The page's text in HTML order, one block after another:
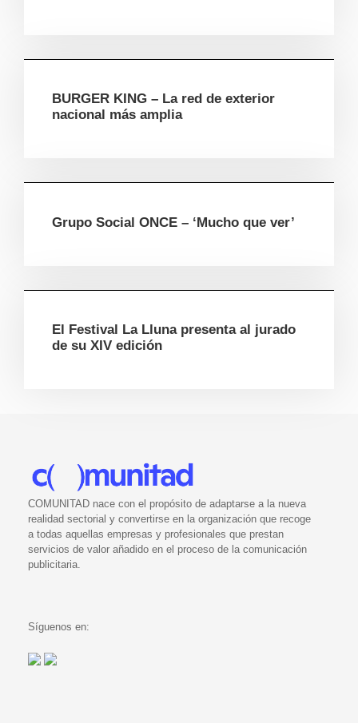
BURGER KING – La red de exterior
nacional más amplia
Grupo Social ONCE – ‘Mucho que ver’
El Festival La Lluna presenta al jurado
de su XIV edición
COMUNITAD nace con el propósito de adaptarse a la nueva
realidad sectorial y convertirse en la organización que recoge
a todas aquellas empresas y profesionales que prestan
servicios de valor añadido en el proceso de la comunicación
publicitaria.
Síguenos en: